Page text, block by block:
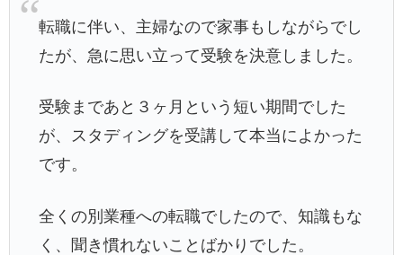
転職に伴い、主婦なので家事もしながらでし
たが、急に思い立って受験を決意しました。
受験まであと３ヶ月という短い期間でした
が、スタディングを受講して本当によかった
です。
全くの別業種への転職でしたので、知識もな
く、聞き慣れないことばかりでした。